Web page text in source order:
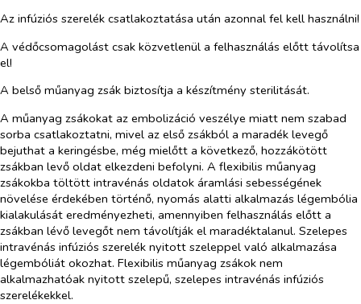
Az infúziós szerelék csatlakoztatása után azonnal fel kell használni!
A védőcsomagolást csak közvetlenül a felhasználás előtt távolítsa
el!
A belső műanyag zsák biztosítja a készítmény sterilitását.
A műanyag zsákokat az embolizáció veszélye miatt nem szabad
sorba csatlakoztatni, mivel az első zsákból a maradék levegő
bejuthat a keringésbe, még mielőtt a következő, hozzákötött
zsákban levő oldat elkezdeni befolyni. A flexibilis műanyag
zsákokba töltött intravénás oldatok áramlási sebességének
növelése érdekében történő, nyomás alatti alkalmazás légembólia
kialakulását eredményezheti, amennyiben felhasználás előtt a
zsákban lévő levegőt nem távolítják el maradéktalanul. Szelepes
intravénás infúziós szerelék nyitott szeleppel való alkalmazása
légembóliát okozhat. Flexibilis műanyag zsákok nem
alkalmazhatóak nyitott szelepű, szelepes intravénás infúziós
szerelékekkel.